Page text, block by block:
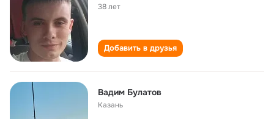
38 лет
Добавить в друзья
Вадим Булатов
Казань